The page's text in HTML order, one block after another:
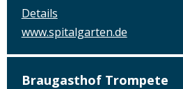
Details
www.spitalgarten.de
Braugasthof Trompete